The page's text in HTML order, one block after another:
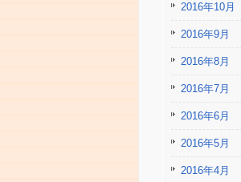
2016年10月
2016年9月
2016年8月
2016年7月
2016年6月
2016年5月
2016年4月